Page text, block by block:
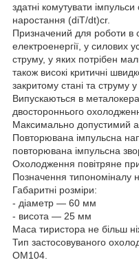
здатні комутувати
наростання (diT/dt)cr.
Призначений для роботи в
електроенергії, у силових
струму, у яких потрібен
також високі критичні
закритому стані та струму у
Випускаються в
двостороннього
Максимально допустимий
Повторювана імпульсна
повторювана імпульсна
Охолодження повітряне
Позначення типономіналу
Габаритні розміри:
- діаметр — 60 мм
- висота — 25 мм
Маса тиристора не більш
Тип застосовуваного
ОМ104.